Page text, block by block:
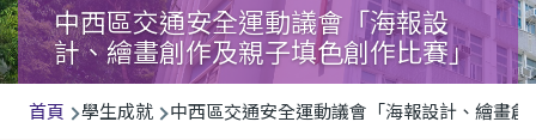
中西區交通安全運動議會「海報設
計、繪畫創作及親子填色創作比賽」
導
首頁 學生成就 中西區交通安全運動議會「海報設計、繪畫